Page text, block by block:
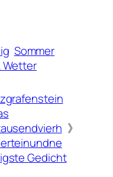
Sommer
Wetter
Gedicht
》